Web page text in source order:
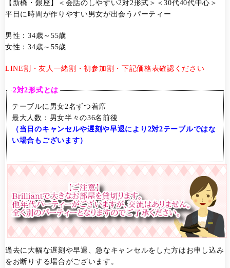
【新橋・銀座】＜会話のしやすい2対2形式＞＜30代40代中心＞
平日に時間が作りやすい男女が出会うパーティー
男性：34歳～55歳
女性：34歳～55歳
LINE割・友人一緒割・初参加割・下記価格表確認ください
2対2形式とは
テーブルに男女2名ずつ着席
最大人数：男女半々の36名前後
（当日のキャンセルや遅刻や早退により2対2テーブルではな
い場合もございます）
過去に大幅な遅刻や早退、急なキャンセルをした方はお申し込み
をお断りする場合がございます。